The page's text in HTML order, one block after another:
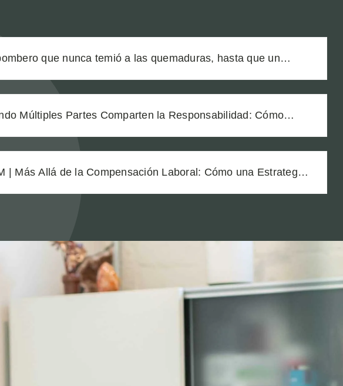
que nunca temió a las quemaduras, hasta que un
Múltiples Partes Comparten la Responsabilidad: Cómo
| Más Allá de la Compensación Laboral: Cómo una Estrategia